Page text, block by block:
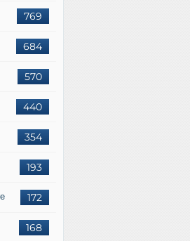
769
684
570
440
354
193
172
168